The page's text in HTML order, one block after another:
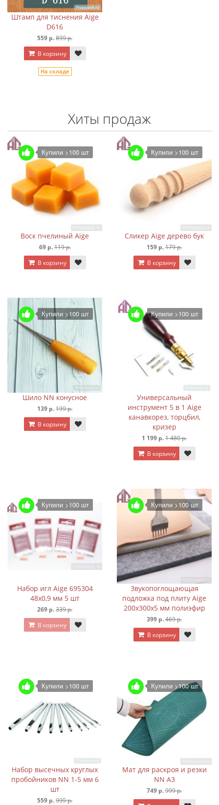
Штамп для тиснения Aige
D616
559 р.899 р.
В корзину
На складе
Хиты продаж
Купили >100 шт
Воск пчелиный Aige
69 р.119 р.
В корзину
Купили >100 шт
Сликер Aige дерево бук
159 р.179 р.
В корзину
Купили >100 шт
Шило NN конусное
139 р.199 р.
В корзину
Купили >100 шт
Универсальный
инструмент 5 в 1 Aige
канавкорез, торцбил,
кризер
1 199 р.1 480 р.
В корзину
Купили >100 шт
Набор игл Aige 695304
48х0,9 мм 5 шт
269 р.339 р.
В корзину
Купили >100 шт
Звукопоглощающая
подложка под плиту Aige
200х300х5 мм полиэфир
399 р.469 р.
В корзину
Купили >100 шт
Набор высечных круглых
пробойников NN 1-5 мм 6
шт
559 р.999 р.
Купили >100 шт
Мат для раскроя и резки
NN А3
749 р.999 р.